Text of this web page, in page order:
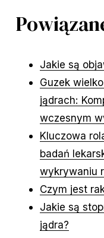
Jakie są
Guzek
jądrach:
wczesnym
Kluczowa
badań
wykrywaniu
Czym jest
Jakie są
jądra?